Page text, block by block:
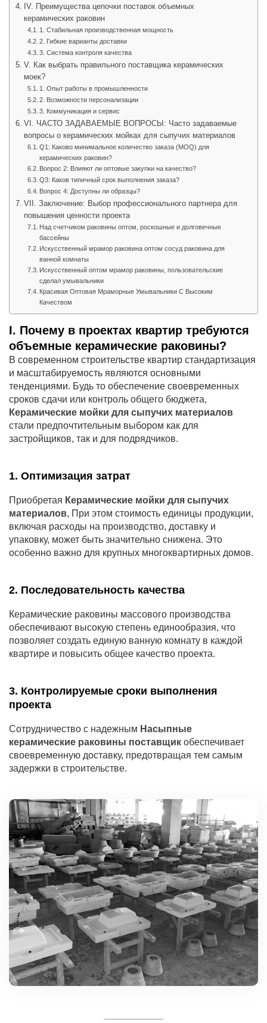
IV. Преимущества цепочки поставок объемных
керамических раковин
1. Стабильная производственная мощность
2. Гибкие варианты доставки
3. Система контроля качества
V. Как выбрать правильного поставщика керамических
моек?
1. Опыт работы в промышленности
2. Возможности персонализации
3. Коммуникация и сервис
VI. ЧАСТО ЗАДАВАЕМЫЕ ВОПРОСЫ: Часто задаваемые
вопросы о керамических мойках для сыпучих материалов
Q1: Каково минимальное количество заказа (MOQ) для
керамических раковин?
Вопрос 2: Влияют ли оптовые закупки на качество?
Q3: Каков типичный срок выполнения заказа?
Вопрос 4: Доступны ли образцы?
VII. Заключение: Выбор профессионального партнера для
повышения ценности проекта
Над счетчиком раковины оптом, роскошные и долговечные
бассейны
Искусственный мрамор раковина оптом сосуд раковина для
ванной комнаты
Искусственный оптом мрамор раковины, пользовательские
сделал умывальники
Красивая Оптовая Мраморные Умывальники С Высоким
Качеством
I. Почему в проектах квартир требуются
объемные керамические раковины?
В современном строительстве квартир стандартизация
и масштабируемость являются основными
тенденциями. Будь то обеспечение своевременных
сроков сдачи или контроль общего бюджета,
Керамические мойки для сыпучих материалов
стали предпочтительным выбором как для
застройщиков, так и для подрядчиков.
1. Оптимизация затрат
Приобретая Керамические мойки для сыпучих
материалов, При этом стоимость единицы продукции,
включая расходы на производство, доставку и
упаковку, может быть значительно снижена. Это
особенно важно для крупных многоквартирных домов.
2. Последовательность качества
Керамические раковины массового производства
обеспечивают высокую степень единообразия, что
позволяет создать единую ванную комнату в каждой
квартире и повысить общее качество проекта.
3. Контролируемые сроки выполнения
проекта
Сотрудничество с надежным Насыпные
керамические раковины поставщик обеспечивает
своевременную доставку, предотвращая тем самым
задержки в строительстве.